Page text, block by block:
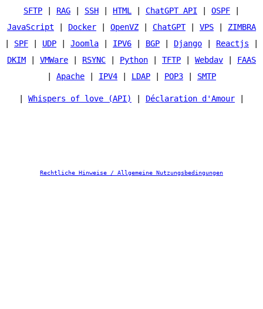
SFTP
RAG SSH HTML ChatGPT API OSPF
JavaScript
Docker OpenVZ ChatGPT| VPS
ZIMBRA
SPF UDP Joomla IPV6 BGP Django Reactjs
DKIM
VMWare RSYNC Python TFTP Webdav
FAAS
Apache IPV4 LDAP POP3 SMTP
Whispers of love (API) Déclaration d'Amour
Rechtliche Hinweise / Allgemeine Nutzungsbedingungen